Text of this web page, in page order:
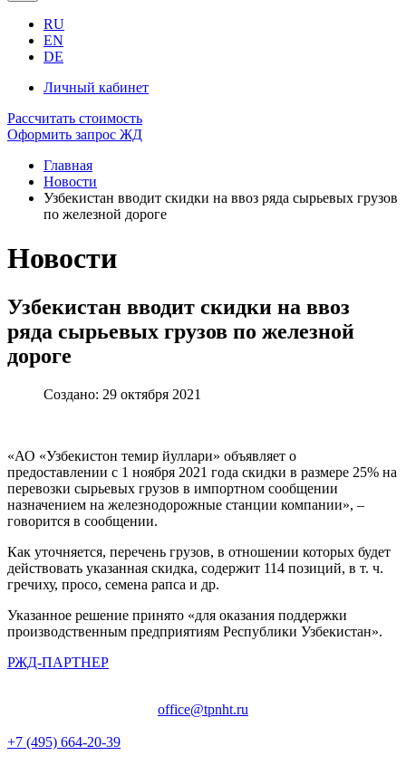
RU
EN
DE
Личный кабинет
Рассчитать стоимость
Оформить запрос ЖД
Главная
Новости
Узбекистан вводит скидки на ввоз ряда сырьевых грузов
по железной дороге
Новости
Узбекистан вводит скидки на ввоз
ряда сырьевых грузов по железной
дороге
Создано: 29 октября 2021
«АО «Узбекистон темир йуллари» объявляет о
предоставлении с 1 ноября 2021 года скидки в размере 25% на
перевозки сырьевых грузов в импортном сообщении
назначением на железнодорожные станции компании», –
говорится в сообщении.
Как уточняется, перечень грузов, в отношении которых будет
действовать указанная скидка, содержит 114 позиций, в т. ч.
гречиху, просо, семена рапса и др.
Указанное решение принято «для оказания поддержки
производственным предприятиям Республики Узбекистан».
РЖД-ПАРТНЕР
office@tpnht.ru
+7 (495) 664-20-39